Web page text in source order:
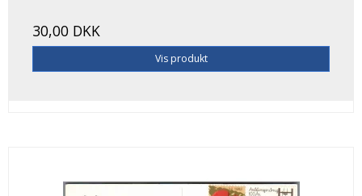
30,00 DKK
Vis produkt